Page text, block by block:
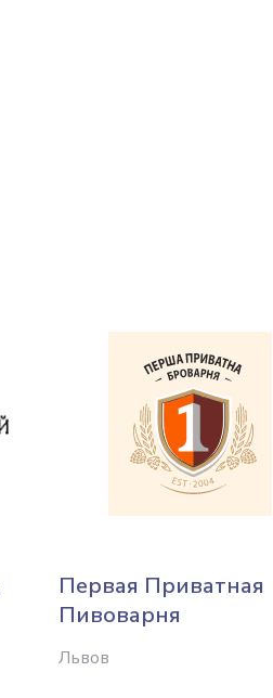
Первая Приватная
Пивоварня
Львов